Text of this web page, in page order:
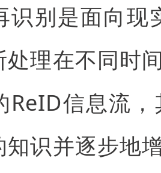
识别是面向现
理在不同时
ReID信息流
识并逐步地